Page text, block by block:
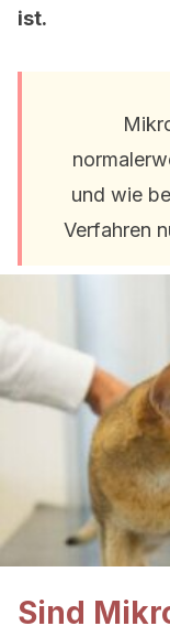
ist.
und wie
Verfahren
Sind